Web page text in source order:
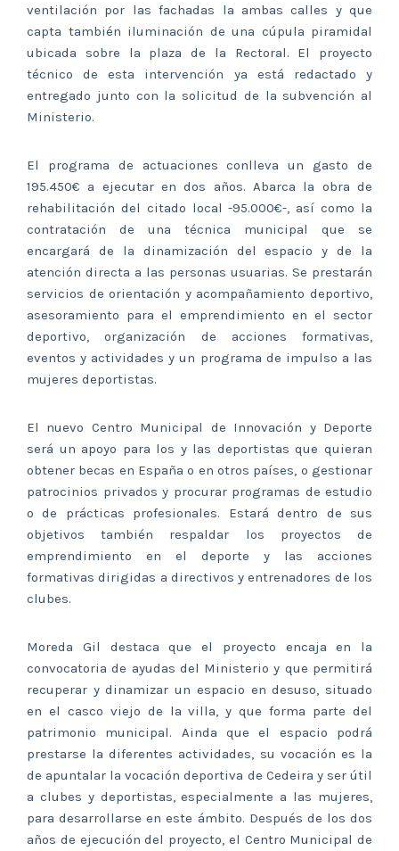
ventilación por las fachadas la ambas calles y que
capta también iluminación de una cúpula piramidal
ubicada sobre la plaza de la Rectoral. El proyecto
técnico de esta intervención ya está redactado y
entregado junto con la solicitud de la subvención al
Ministerio.
El programa de actuaciones conlleva un gasto de
195.450€ a ejecutar en dos años. Abarca la obra de
rehabilitación del citado local -95.000€-, así como la
contratación de una técnica municipal que se
encargará de la dinamización del espacio y de la
atención directa a las personas usuarias. Se prestarán
servicios de orientación y acompañamiento deportivo,
asesoramiento para el emprendimiento en el sector
deportivo, organización de acciones formativas,
eventos y actividades y un programa de impulso a las
mujeres deportistas.
El nuevo Centro Municipal de Innovación y Deporte
será un apoyo para los y las deportistas que quieran
obtener becas en España o en otros países, o gestionar
patrocinios privados y procurar programas de estudio
o de prácticas profesionales. Estará dentro de sus
objetivos también respaldar los proyectos de
emprendimiento en el deporte y las acciones
formativas dirigidas a directivos y entrenadores de los
clubes.
Moreda Gil destaca que el proyecto encaja en la
convocatoria de ayudas del Ministerio y que permitirá
recuperar y dinamizar un espacio en desuso, situado
en el casco viejo de la villa, y que forma parte del
patrimonio municipal. Ainda que el espacio podrá
prestarse la diferentes actividades, su vocación es la
de apuntalar la vocación deportiva de Cedeira y ser útil
a clubes y deportistas, especialmente a las mujeres,
para desarrollarse en este ámbito. Después de los dos
años de ejecución del proyecto, el Centro Municipal de